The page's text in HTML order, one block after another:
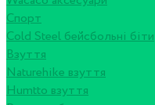
Спорт
Cold Steel бейсбольні біти
Взуття
Naturehike взуття
Humtto взуття